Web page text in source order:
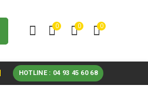
0 0 0
HOTLINE : 04 93 45 60 68